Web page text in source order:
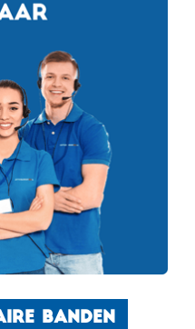
BANDEN